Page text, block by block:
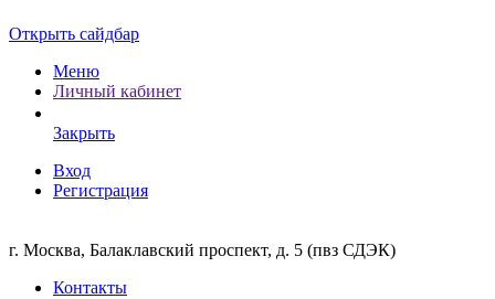
Открыть сайдбар
Меню
Личный кабинет
Закрыть
Вход
Регистрация
г. Москва, Балаклавский проспект, д. 5 (пвз СДЭК)
Контакты